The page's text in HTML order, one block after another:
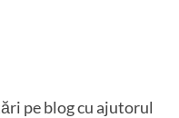
pe blog cu ajutorul